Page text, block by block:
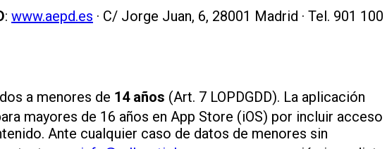
: www.aepd.es · C/ Jorge Juan, 6, 28001 Madrid · Tel. 901 100
a menores de 14 años (Art. 7 LOPDGDD). La aplicación
mayores de 16 años en App Store (iOS) por incluir acceso
Ante cualquier caso de datos de menores sin